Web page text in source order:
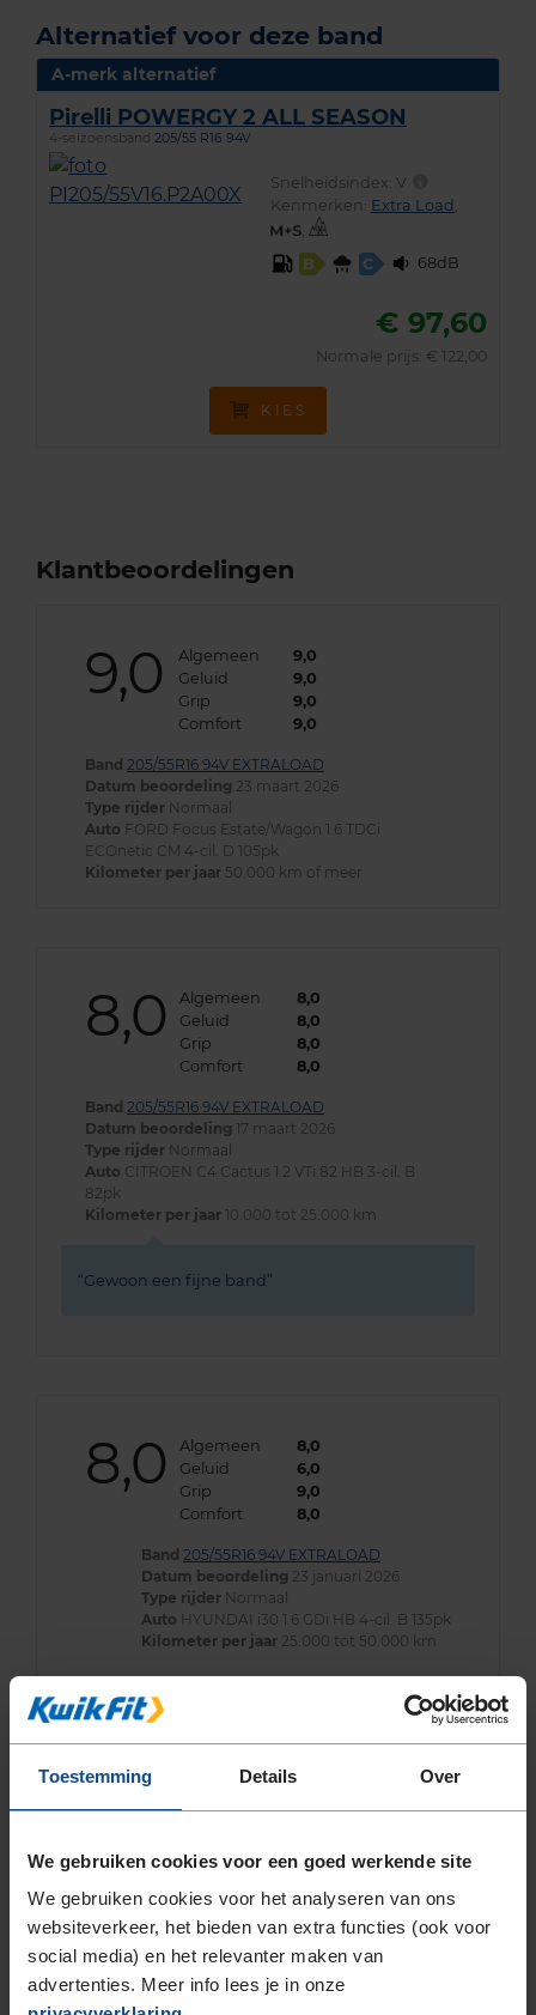
Toestemming Details Over
We gebruiken cookies voor een goed werkende site
We gebruiken cookies voor het analyseren van ons
websiteverkeer, het bieden van extra functies (ook voor
social media) en het relevanter maken van
advertenties. Meer info lees je in onze
Alternatief voor deze band
A-merk alternatief
Pirelli POWERGY 2 ALL SEASON
4-seizoensband 205/55 R16 94V
Snelheidsindex: V
Kenmerken: Extra Load ,
,
B
C 68dB
€ 97,60
Normale prijs: € 122,00
KIES
Klantbeoordelingen
9,0 Algemeen
9,0
Geluid
9,0
Grip
9,0
Comfort
9,0
Band 205/55R16 94V EXTRALOAD
Datum beoordeling 23 maart 2026
Type rijder Normaal
Auto FORD Focus Estate/Wagon 1.6 TDCi
ECOnetic CM 4-cil. D 105pk
Kilometer per jaar 50.000 km of meer
8,0 Algemeen
8,0
Geluid
8,0
Grip
8,0
Comfort
8,0
Band 205/55R16 94V EXTRALOAD
Datum beoordeling 17 maart 2026
Type rijder Normaal
Auto CITROEN C4 Cactus 1.2 VTi 82 HB 3-cil. B
82pk
Kilometer per jaar 10.000 tot 25.000 km
Gewoon een fijne band
8,0 Algemeen
8,0
Geluid
6,0
Grip
9,0
Comfort
8,0
Band 205/55R16 94V EXTRALOAD
Datum beoordeling 23 januari 2026
Type rijder Normaal
Auto HYUNDAI i30 1.6 GDi HB 4-cil. B 135pk
Kilometer per jaar 25.000 tot 50.000 km
8,0 Algemeen
Grip
8,0
205/55R16 94V EXTRALOAD
Datum beoordeling14 januari 2026
Type rijder Normaal
KIA Ceed 1.0 T-GDi Eco-Dynamics+ CM 3-cil. J
120pk
Kilometer per jaar 25.000 tot 50.000 km